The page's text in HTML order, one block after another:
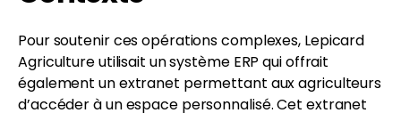
Pour soutenir ces opérations complexes, Lepicard
Agriculture utilisait un système ERP qui offrait
également un extranet permettant aux agriculteurs
d’accéder à un espace personnalisé. Cet extranet